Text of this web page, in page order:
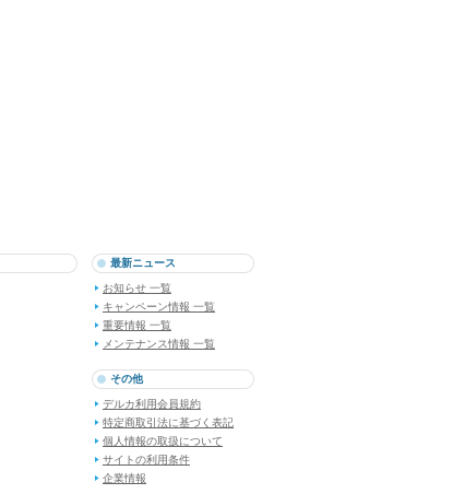
最新ニュース
お知らせ 一覧
キャンペーン情報 一覧
重要情報 一覧
メンテナンス情報 一覧
その他
デルカ利用会員規約
特定商取引法に基づく表記
個人情報の取扱について
サイトの利用条件
企業情報